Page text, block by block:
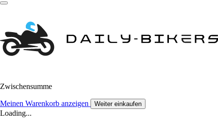
Zwischensumme
Meinen Warenkorb anzeigen Weiter einkaufen
Loading...